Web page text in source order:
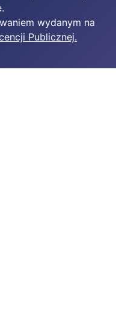
wydanym na
Publicznej.